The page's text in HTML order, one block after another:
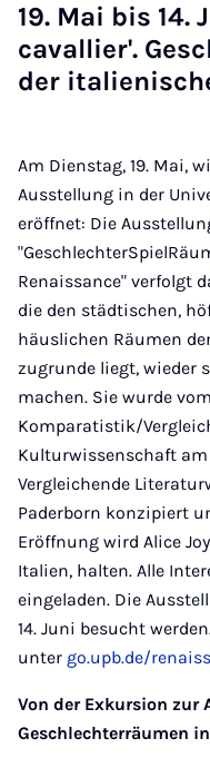
19. Mai bis 14.
ca­val­lier'.
der
Am Dienstag, 19. Mai,
Ausstellung in der
eröffnet: Die
Renaissance" verfolgt
die den städtischen,
häuslichen Räumen
zugrunde liegt, wieder
machen. Sie wurde
Komparatistik/
Kulturwissenschaft
Vergleichende
Paderborn konzipiert
Eröffnung wird Alice
Italien, halten. Alle
eingeladen. Die
14. Juni besucht
unter go.upb.de/
Von der Exkursion zur
Geschlechterräumen